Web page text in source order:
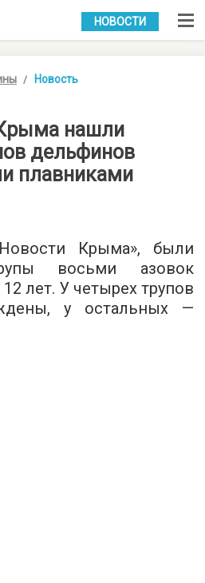
УКР РУС
НОВОСТИ
Новость
нашли
дельфинов
плавниками
Крыма», были
восьми азовок
лет. У четырех трупов
у остальных —